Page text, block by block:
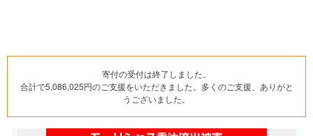
寄付の受付は終了しました。
合計で5,086,025円のご支援をいただきました。多くのご支援、ありがと
うございました。